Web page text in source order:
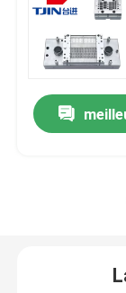
Moule MGP
Décapage
Machine de